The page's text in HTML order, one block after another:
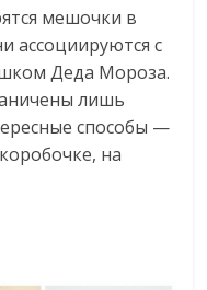
мешочки в
ассоциируются с
Деда Мороза.
лишь
способы —
на